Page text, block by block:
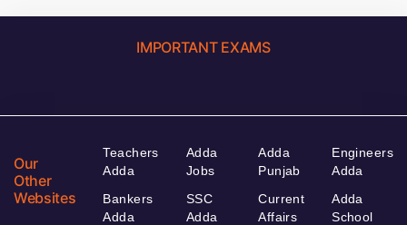
IMPORTANT EXAMS
Our
Other
Websites
Teachers
Adda
Bankers
Adda
Adda
Jobs
SSC
Adda
Adda
Punjab
Current
Affairs
Engineers
Adda
Adda
School